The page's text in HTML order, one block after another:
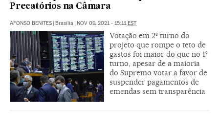
Precatórios na Câmara
AFONSO BENITES | Brasília | NOV 09, 2021 - 15:11EST
Votação em 2º turno do
projeto que rompe o teto de
gastos foi maior do que no 1º
turno, apesar de a maioria
do Supremo votar a favor de
suspender pagamentos de
emendas sem transparência